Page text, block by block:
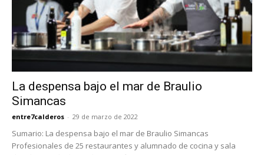
La despensa bajo el mar de Braulio
Simancas
entre7calderos - 29 de marzo de 2022
Sumario: La despensa bajo el mar de Braulio Simancas
Profesionales de 25 restaurantes y alumnado de cocina y sala